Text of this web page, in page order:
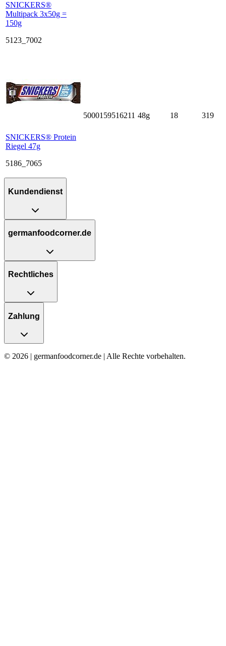
SNICKERS®
Multipack 3x50g =
150g
5123_7002
SNICKERS® Protein
Riegel 47g
5186_7065
5000159516211 48g 18 319
Kundendienst
germanfoodcorner.de
Rechtliches
Zahlung
© 2026 | germanfoodcorner.de | Alle Rechte vorbehalten.